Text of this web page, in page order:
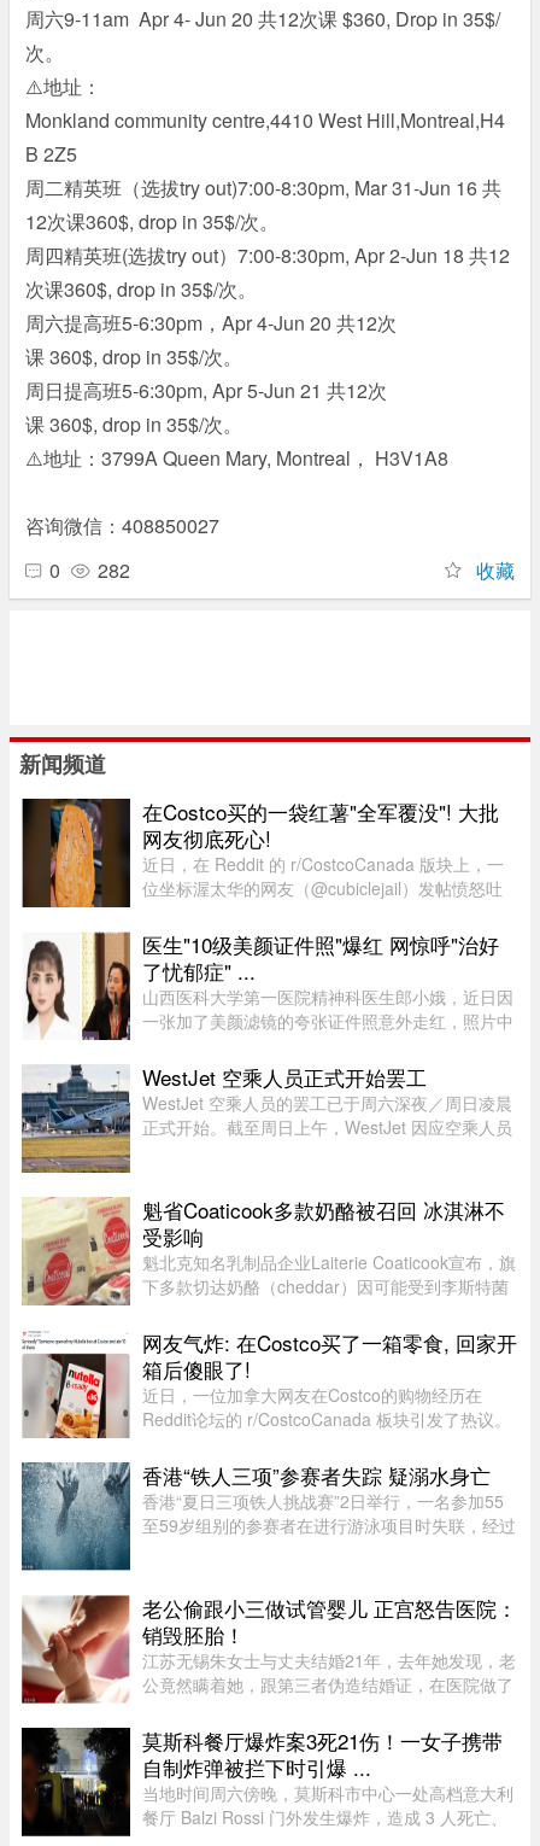
周六9-11am Apr 4- Jun 20 共12次课 $360, Drop in 35$/
次。
⚠️地址：
Monkland community centre,4410 West Hill,Montreal,H4
B 2Z5
周二精英班（选拔try out)7:00-8:30pm, Mar 31-Jun 16 共
12次课360$, drop in 35$/次。
周四精英班(选拔try out）7:00-8:30pm, Apr 2-Jun 18 共12
次课360$, drop in 35$/次。
周六提高班5-6:30pm，Apr 4-Jun 20 共12次
课 360$, drop in 35$/次。
周日提高班5-6:30pm, Apr 5-Jun 21 共12次
课 360$, drop in 35$/次。
⚠️地址：3799A Queen Mary, Montreal， H3V1A8
咨询微信：408850027
0
282 收藏
新闻频道
在Costco买的一袋红薯"全军覆没"! 大批
网友彻底死心!
近日，在 Reddit 的 r/CostcoCanada 版块上，一
位坐标渥太华的网友（@cubiclejail）发帖愤怒吐
数百位加拿大网友的激烈共鸣与讨论。这原本只是
一句日常的抱怨，却意外演 ...
医生"10级美颜证件照"爆红 网惊呼"治好
了忧郁症" ...
山西医科大学第一医院精神科医生郎小娥，近日因
一张加了美颜滤镜的夸张证件照意外走红，照片中
差。不少网民笑指，“打破对精神科医生严肃的刻
板印象”，更有网民调侃“没 ...
WestJet 空乘人员正式开始罢工
WestJet 空乘人员的罢工已于周六深夜／周日凌晨
正式开始。截至周日上午，WestJet 因应空乘人员
魁省Coaticook多款奶酪被召回 冰淇淋不
受影响
魁北克知名乳制品企业Laiterie Coaticook宣布，旗
下多款切达奶酪（cheddar）因可能受到李斯特菌
产批次，初步判断为交叉污染导致。召回涉及多种
规格的温和切达奶酪，包 ...
网友气炸: 在Costco买了一箱零食, 回家开
箱后傻眼了!
近日，一位加拿大网友在Costco的购物经历在
Reddit论坛的 r/CostcoCanada 板块引发了热议。
果回家一开箱，血压直接飙升——里面的零食居然
凭空消失了近三分之一！图片来 ...
香港“铁人三项”参赛者失踪 疑溺水身亡
香港“夏日三项铁人挑战赛”2日举行，一名参加55
至59岁组别的参赛者在进行游泳项目时失联，经过
参赛者在大埔大美督附近海 ...
老公偷跟小三做试管婴儿 正宫怒告医院：
销毁胚胎！
江苏无锡朱女士与丈夫结婚21年，去年她发现，老
公竟然瞒着她，跟第三者伪造结婚证，在医院做了
事后对医院、丈夫及第三者提告，要求处置涉案胚
胎，案件已在日前开庭审理 ...
莫斯科餐厅爆炸案3死21伤！一女子携带
自制炸弹被拦下时引爆 ...
当地时间周六傍晚，莫斯科市中心一处高档意大利
餐厅 Balzi Rossi 门外发生爆炸，造成 3 人死亡、